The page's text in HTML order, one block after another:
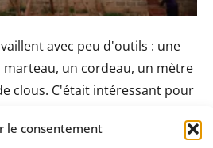
le consentement
avec peu d'outils : une
un cordeau, un mètre
clous. C'était intéressant pour
de 8 m de portée. Notez